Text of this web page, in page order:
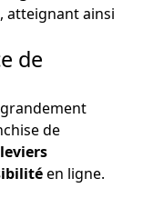
atteignant ainsi
de
de
leviers
en ligne.